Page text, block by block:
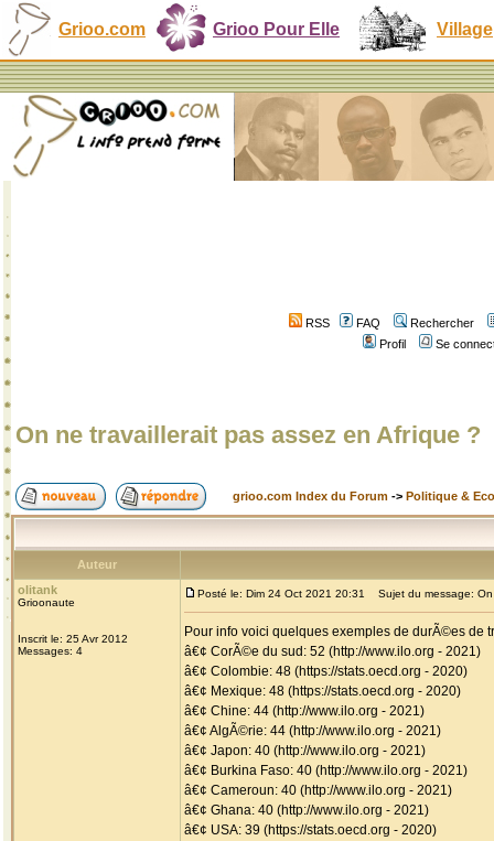
Grioo.com Grioo Pour Elle Village
RSS FAQ
Rechercher
Profil
Se
On ne travaillerait pas assez en Afrique ?
grioo.com Index du Forum -> Politique &
Auteur
olitank
Grioonaute
Inscrit le: 25 Avr 2012
Messages: 4
Posté le: Dim 24 Oct 2021 20:31 Sujet du message: On
Pour info voici quelques exemples de durÃ©es de
â€¢ CorÃ©e du sud: 52 (http://www.ilo.org - 2021)
â€¢ Colombie: 48 (https://stats.oecd.org - 2020)
â€¢ Mexique: 48 (https://stats.oecd.org - 2020)
â€¢ Chine: 44 (http://www.ilo.org - 2021)
â€¢ AlgÃ©rie: 44 (http://www.ilo.org - 2021)
â€¢ Japon: 40 (http://www.ilo.org - 2021)
â€¢ Burkina Faso: 40 (http://www.ilo.org - 2021)
â€¢ Cameroun: 40 (http://www.ilo.org - 2021)
â€¢ Ghana: 40 (http://www.ilo.org - 2021)
â€¢ USA: 39 (https://stats.oecd.org - 2020)